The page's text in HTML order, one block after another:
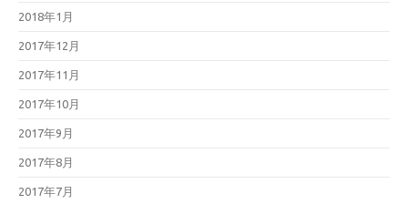
2018年1月
2017年12月
2017年11月
2017年10月
2017年9月
2017年8月
2017年7月